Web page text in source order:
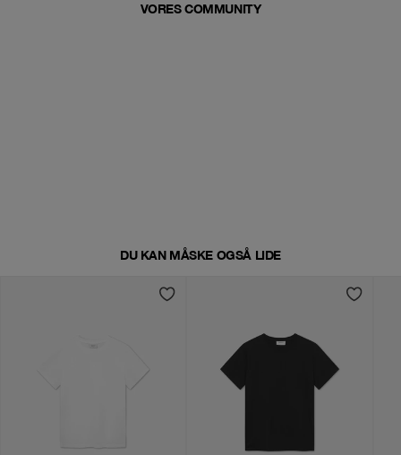
VORES COMMUNITY
DU KAN MÅSKE OGSÅ LIDE